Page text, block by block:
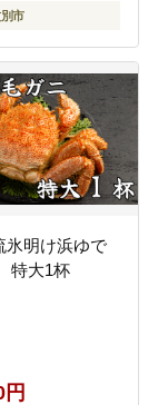
市
氷明け浜ゆで
特大1杯